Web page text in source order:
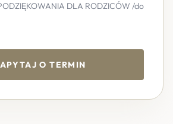
DLA RODZICÓW /do
O TERMIN